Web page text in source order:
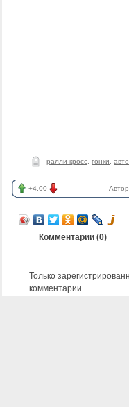
ралли-кросс гонки
+4.00
Комментарии (0)
Только
комментарии.